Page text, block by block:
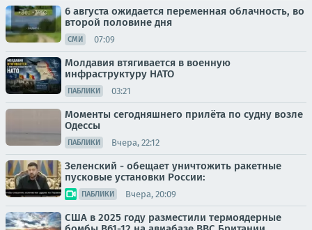
6 августа ожидается переменная облачность, во
второй половине дня
СМИ 07:09
Молдавия втягивается в военную
инфраструктуру НАТО
ПАБЛИКИ 03:21
Моменты сегодняшнего прилёта по судну возле
Одессы
ПАБЛИКИ Вчера, 22:12
Зеленский - обещает уничтожить ракетные
пусковые установки России:
ПАБЛИКИ Вчера, 20:09
США в 2025 году разместили термоядерные